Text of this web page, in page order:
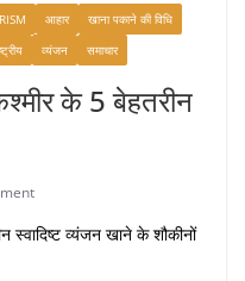
आहार
खाना पकाने की विधि
व्यंजन समाचार
के 5 बेहतरीन
स्वादिष्ट व्यंजन खाने के शौकीनों